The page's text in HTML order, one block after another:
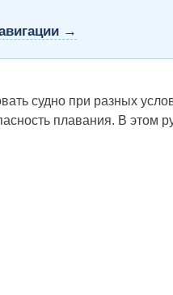
→
судно при разных
плавания. В этом